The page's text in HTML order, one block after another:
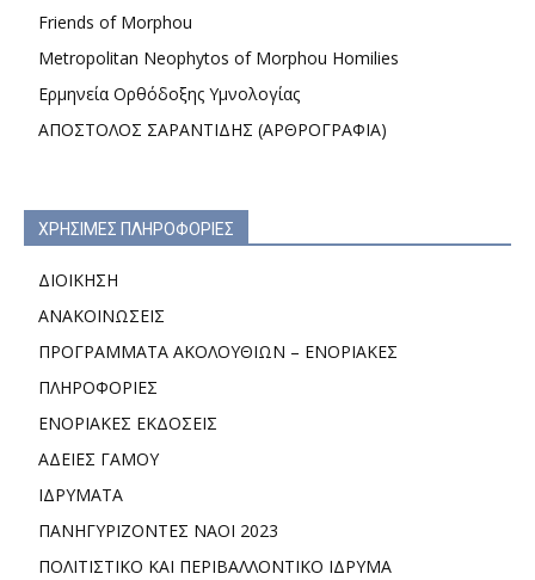
Friends of Morphou
Metropolitan Neophytos of Morphou Homilies
Ερμηνεία Ορθόδοξης Υμνολογίας
ΑΠΟΣΤΟΛΟΣ ΣΑΡΑΝΤΙΔΗΣ (ΑΡΘΡΟΓΡΑΦΙΑ)
ΧΡΗΣΙΜΕΣ ΠΛΗΡΟΦΟΡΙΕΣ
ΔΙΟΙΚΗΣΗ
ΑΝΑΚΟΙΝΩΣΕΙΣ
ΠΡΟΓΡΑΜΜΑΤΑ ΑΚΟΛΟΥΘΙΩΝ – ΕΝΟΡΙΑΚΕΣ
ΠΛΗΡΟΦΟΡΙΕΣ
ΕΝΟΡΙΑΚΕΣ ΕΚΔΟΣΕΙΣ
ΑΔΕΙΕΣ ΓΑΜΟΥ
ΙΔΡΥΜΑΤΑ
ΠΑΝΗΓΥΡΙΖΟΝΤΕΣ ΝΑΟΙ 2023
ΠΟΛΙΤΙΣΤΙΚΟ ΚΑΙ ΠΕΡΙΒΑΛΛΟΝΤΙΚΟ ΙΔΡΥΜΑ